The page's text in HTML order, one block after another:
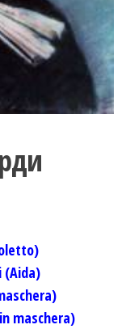
(Aida)
maschera)